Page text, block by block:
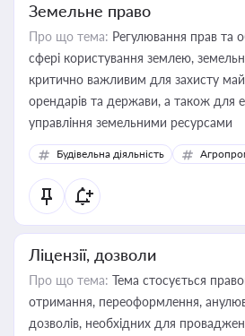
Земельне право
Про що тема: Регулювання прав та
сфері користування землею,
критично важливим для захисту
орендарів та держави, а також для
управління земельними ресурсами
Будівельна діяльність
Ліцензії, дозволи
Про що тема: Тема стосується
отримання, переоформлення,
дозволів, необхідних для